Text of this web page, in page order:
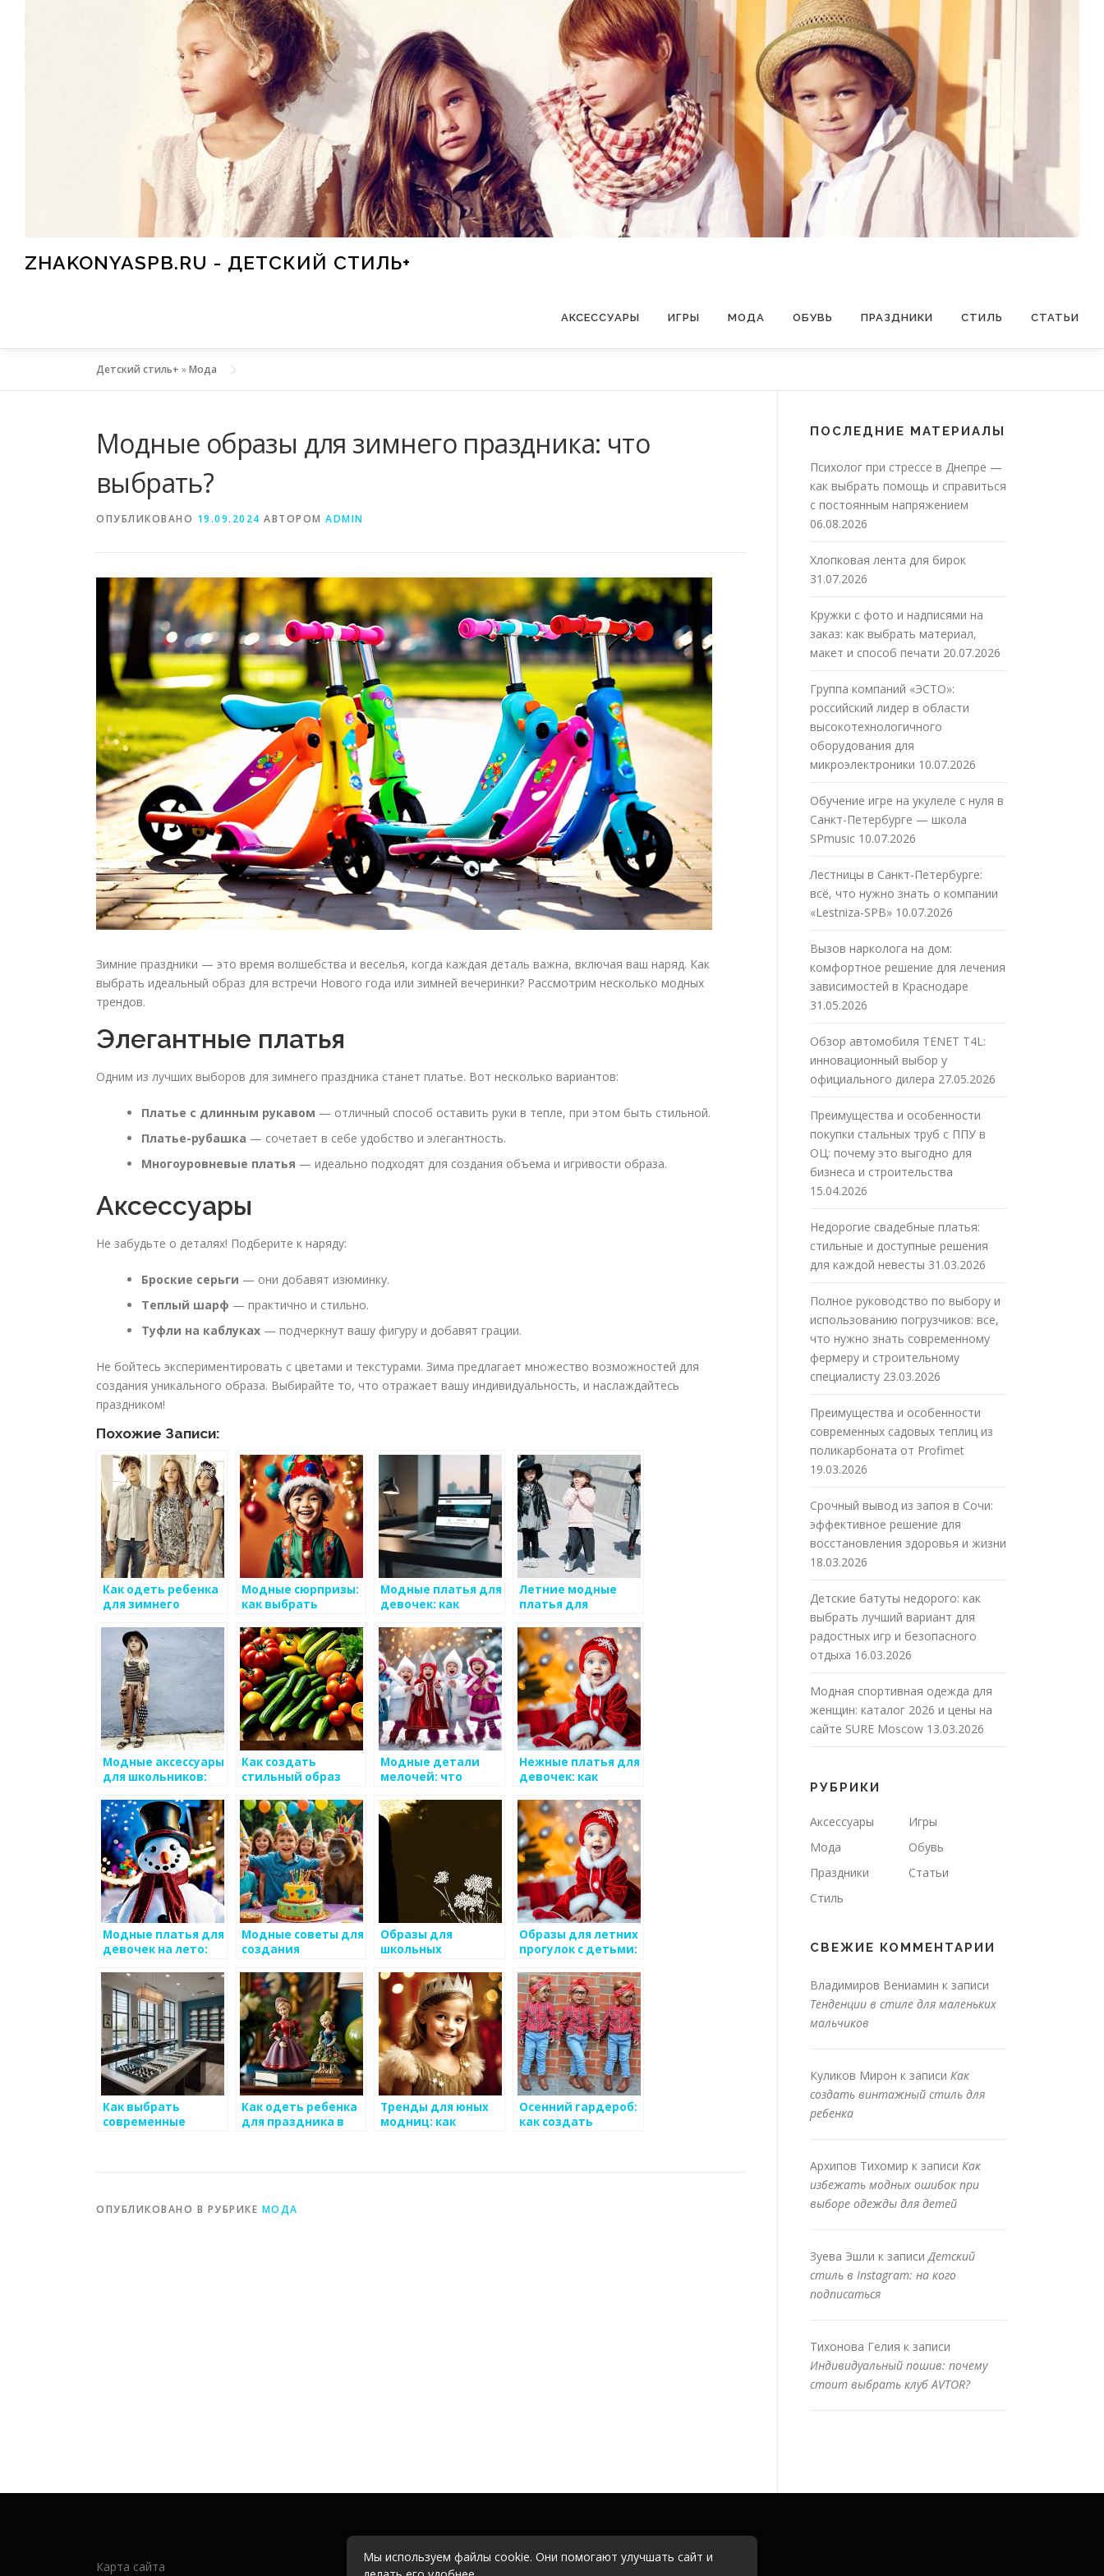
ZHAKONYASPB.RU - ДЕТСКИЙ СТИЛЬ+
АКСЕССУАРЫ ИГРЫ МОДА ОБУВЬ ПРАЗДНИКИ СТИЛЬ СТАТЬИ
Детский стиль+ »Мода
Модные образы для зимнего праздника: что
выбрать?
ОПУБЛИКОВАНО 19.09.2024 АВТОРОМ ADMIN
Зимние праздники — это время волшебства и веселья, когда каждая деталь важна, включая ваш наряд. Как
выбрать идеальный образ для встречи Нового года или зимней вечеринки? Рассмотрим несколько модных
трендов.
Элегантные платья
Одним из лучших выборов для зимнего праздника станет платье. Вот несколько вариантов:
Платье с длинным рукавом — отличный способ оставить руки в тепле, при этом быть стильной.
Платье-рубашка — сочетает в себе удобство и элегантность.
Многоуровневые платья — идеально подходят для создания объема и игривости образа.
Аксессуары
Не забудьте о деталях! Подберите к наряду:
Броские серьги — они добавят изюминку.
Теплый шарф — практично и стильно.
Туфли на каблуках — подчеркнут вашу фигуру и добавят грации.
Не бойтесь экспериментировать с цветами и текстурами. Зима предлагает множество возможностей для
создания уникального образа. Выбирайте то, что отражает вашу индивидуальность, и наслаждайтесь
праздником!
Похожие Записи:
Как одеть ребенка
для зимнего
Модные сюрпризы:
как выбрать
Модные платья для
девочек: как
Летние модные
платья для
выбрать?
Модные аксессуары
для школьников:
Как создать
стильный образ
школе
Модные детали
мелочей: что
ребенка
Нежные платья для
девочек: как
Модные платья для
девочек на лето:
Модные советы для
создания
образа
Образы для
школьных
выбрать?
Образы для летних
прогулок с детьми:
Как выбрать
современные
Как одеть ребенка
для праздника в
Тренды для юных
модниц: как
Осенний гардероб:
как создать
ОПУБЛИКОВАНО В РУБРИКЕ МОДА
ПОСЛЕДНИЕ МАТЕРИАЛЫ
Психолог при стрессе в Днепре —
как выбрать помощь и справиться
с постоянным напряжением
06.08.2026
Хлопковая лента для бирок
31.07.2026
Кружки с фото и надписями на
заказ: как выбрать материал,
макет и способ печати 20.07.2026
Группа компаний «ЭСТО»:
российский лидер в области
высокотехнологичного
оборудования для
микроэлектроники 10.07.2026
Обучение игре на укулеле с нуля в
Санкт-Петербурге — школа
SPmusic 10.07.2026
Лестницы в Санкт-Петербурге:
всё, что нужно знать о компании
«Lestniza-SPB» 10.07.2026
Вызов нарколога на дом:
комфортное решение для лечения
зависимостей в Краснодаре
31.05.2026
Обзор автомобиля TENET T4L:
инновационный выбор у
официального дилера 27.05.2026
Преимущества и особенности
покупки стальных труб с ППУ в
ОЦ: почему это выгодно для
бизнеса и строительства
15.04.2026
Недорогие свадебные платья:
стильные и доступные решения
для каждой невесты 31.03.2026
Полное руководство по выбору и
использованию погрузчиков: все,
что нужно знать современному
фермеру и строительному
специалисту 23.03.2026
Преимущества и особенности
современных садовых теплиц из
поликарбоната от Profimet
19.03.2026
Срочный вывод из запоя в Сочи:
эффективное решение для
восстановления здоровья и жизни
18.03.2026
Детские батуты недорого: как
выбрать лучший вариант для
радостных игр и безопасного
отдыха 16.03.2026
Модная спортивная одежда для
женщин: каталог 2026 и цены на
сайте SURE Moscow 13.03.2026
РУБРИКИ
Аксессуары
Игры
Мода
Обувь
Праздники
Статьи
Стиль
СВЕЖИЕ КОММЕНТАРИИ
Владимиров Вениамин к записи
Тенденции в стиле для маленьких
мальчиков
Куликов Мирон к записи Как
создать винтажный стиль для
ребенка
Архипов Тихомир к записи Как
избежать модных ошибок при
выборе одежды для детей
Зуева Эшли к записиДетский
стиль в Instagram: на кого
подписаться
Тихонова Гелия к записи
Индивидуальный пошив: почему
стоит выбрать клуб AVTOR?
Карта сайта
Мы используем файлы cookie. Они помогают улучшать сайт и